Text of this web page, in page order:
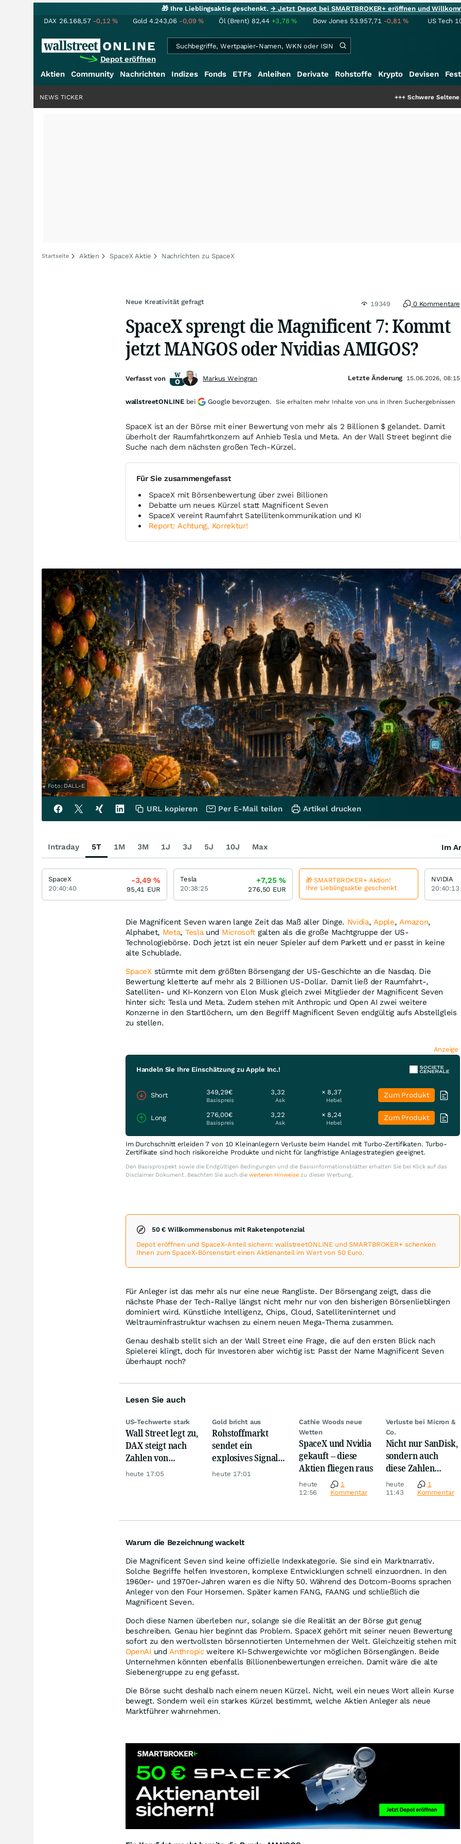
🎁 Ihre Lieblingsaktie geschenkt.→ Jetzt Depot bei SMARTBROKER+ eröffnen und
DAX 26.168,57 -0,12% Gold 4.243,06 -0,09% Öl (Brent) 82,44 +3,78% Dow Jones 53.957,71 -0,81% US Tech
Depot eröffnen
Aktien Community Nachrichten Indizes Fonds ETFs Anleihen Derivate Rohstoffe Krypto Devisen
Schwere Seltene Erden:
NEWS TICKER
Startseite Aktien SpaceX Aktie Nachrichten zu SpaceX
Neue Kreativität gefragt 19349 0 Kommentare
SpaceX sprengt die Magnificent 7: Kommt
jetzt MANGOS oder Nvidias AMIGOS?
SpaceX ist an der Börse mit einer Bewertung von mehr als 2 Billionen $ gelandet. Damit
überholt der Raumfahrtkonzern auf Anhieb Tesla und Meta. An der Wall Street beginnt die
Suche nach dem nächsten großen Tech-Kürzel.
Für Sie zusammengefasst
SpaceX mit Börsenbewertung über zwei Billionen
Debatte um neues Kürzel statt Magnificent Seven
SpaceX vereint Raumfahrt Satellitenkommunikation und KI
Report: Achtung, Korrektur!
Foto: DALL-E
Die Magnificent Seven waren lange Zeit das Maß aller Dinge. Nvidia,Apple,Amazon,
Alphabet, Meta, Teslaund Microsoft galten als die große Machtgruppe der US-
Technologiebörse. Doch jetzt ist ein neuer Spieler auf dem Parkett und er passt in keine
alte Schublade.
SpaceXstürmte mit dem größten Börsengang der US-Geschichte an die Nasdaq. Die
Bewertung kletterte auf mehr als 2 Billionen US-Dollar. Damit ließ der Raumfahrt-,
Satelliten- und KI-Konzern von Elon Musk gleich zwei Mitglieder der Magnificent Seven
hinter sich: Tesla und Meta. Zudem stehen mit Anthropic und Open AI zwei weitere
Konzerne in den Startlöchern, um den Begriff Magnificent Seven endgültig aufs Abstellgleis
zu stellen.
Anzeige
Handeln Sie Ihre Einschätzung zu Apple Inc.!
Short 349,29€
Basispreis
3,32
Ask
× 8,37
Hebel
Zum Produkt
Long 276,00€
Basispreis
3,22
Ask
× 8,24
Hebel
Zum Produkt
Im Durchschnitt erleiden 7 von 10 Kleinanlegern Verluste beim Handel mit Turbo-Zertifikaten. Turbo-
Zertifikate sind hoch risikoreiche Produkte und nicht für langfristige Anlagestrategien geeignet.
Den Basisprospekt sowie die Endgültigen Bedingungen und die Basisinformationsblätter erhalten Sie bei Klick auf das
Disclaimer Dokument. Beachten Sie auch die weiteren Hinweisezu dieser Werbung.
50 € Willkommensbonus mit Raketenpotenzial
Depot eröffnen und SpaceX-Anteil sichern: wallstreetONLINE und SMARTBROKER+ schenken
Ihnen zum SpaceX-Börsenstart einen Aktienanteil im Wert von 50 Euro.
Für Anleger ist das mehr als nur eine neue Rangliste. Der Börsengang zeigt, dass die
nächste Phase der Tech-Rallye längst nicht mehr nur von den bisherigen Börsenlieblingen
dominiert wird. Künstliche Intelligenz, Chips, Cloud, Satelliteninternet und
Weltrauminfrastruktur wachsen zu einem neuen Mega-Thema zusammen.
Genau deshalb stellt sich an der Wall Street eine Frage, die auf den ersten Blick nach
Spielerei klingt, doch für Investoren aber wichtig ist: Passt der Name Magnificent Seven
überhaupt noch?
Lesen Sie auch
US-Techwerte stark
Wall Street legt zu,
DAX steigt nach
Zahlen von
Telekom, Henkel
heute 17:05
Gold bricht aus
Rohstoffmarkt
sendet ein
explosives Signal:
China kauft Gold
heute 17:01
Cathie Woods neue
Wetten
SpaceX und Nvidia
gekauft – diese
Aktien fliegen raus
heute
12:56
1
Kommentar
Verluste bei Micron &
Co.
Nicht nur SanDisk,
sondern auch
diese Zahlen
sorgen jetzt für
Ärger!
heute
11:43
1
Kommentar
Warum die Bezeichnung wackelt
Die Magnificent Seven sind keine offizielle Indexkategorie. Sie sind ein Marktnarrativ.
Solche Begriffe helfen Investoren, komplexe Entwicklungen schnell einzuordnen. In den
1960er- und 1970er-Jahren waren es die Nifty 50. Während des Dotcom-Booms sprachen
Anleger von den Four Horsemen. Später kamen FANG, FAANG und schließlich die
Magnificent Seven.
Doch diese Namen überleben nur, solange sie die Realität an der Börse gut genug
beschreiben. Genau hier beginnt das Problem. SpaceX gehört mit seiner neuen Bewertung
sofort zu den wertvollsten börsennotierten Unternehmen der Welt. Gleichzeitig stehen mit
OpenAI undAnthropicweitere KI-Schwergewichte vor möglichen Börsengängen. Beide
Unternehmen könnten ebenfalls Billionenbewertungen erreichen. Damit wäre die alte
Siebenergruppe zu eng gefasst.
Die Börse sucht deshalb nach einem neuen Kürzel. Nicht, weil ein neues Wort allein Kurse
bewegt. Sondern weil ein starkes Kürzel bestimmt, welche Aktien Anleger als neue
Marktführer wahrnehmen.
Verfasst von Markus Weingran Letzte Änderung 15.06.2026, 08:15
wallstreetONLINE bei Google bevorzugen. Sie erhalten mehr Inhalte von uns in Ihren Suchergebnissen
URL kopieren Per E-Mail teilen Artikel drucken
Intraday 5T 1M 3M 1J 3J 5J 10J Max Im
SpaceX
20:40:40
-3,49%
95,41 EUR
Tesla
20:38:25
+7,25%
276,50 EUR
🎁 SMARTBROKER+ Aktion!
Ihre Lieblingsaktie geschenkt
NVIDIA
20:40:13